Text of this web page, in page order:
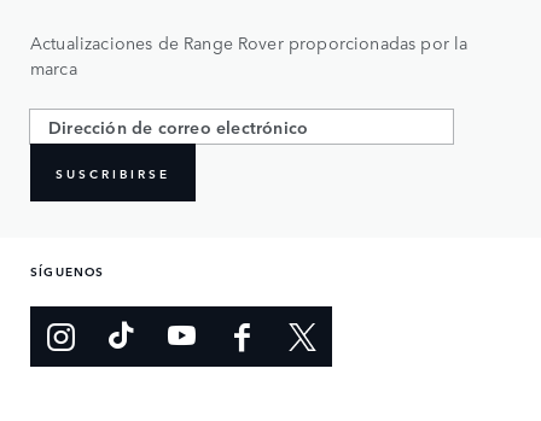
Actualizaciones de Range Rover proporcionadas por la
marca
SUSCRIBIRSE
SÍGUENOS